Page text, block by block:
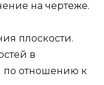
на чертеже.
плоскости.
в
по отношению к